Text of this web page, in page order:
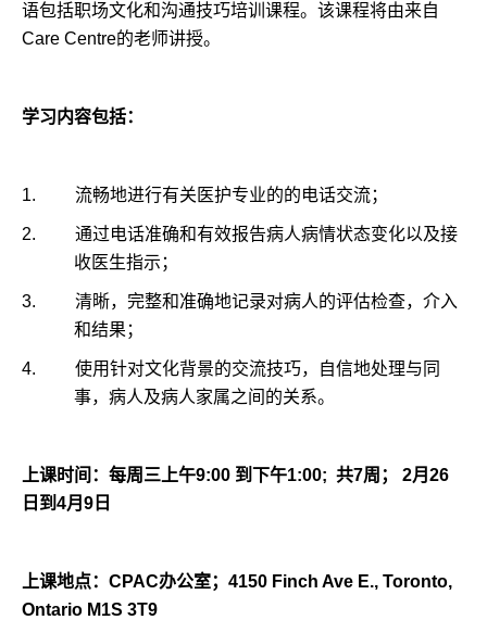
语包括职场文化和沟通技巧培训课程。该课程将由来自
Care Centre的老师讲授。
学习内容包括：
1. 流畅地进行有关医护专业的的电话交流；
2.
通过电话准确和有效报告病人病情状态变化以及接
收医生指示；
3.
清晰，完整和准确地记录对病人的评估检查，介入
和结果；
4.
使用针对文化背景的交流技巧，自信地处理与同
事，病人及病人家属之间的关系。
上课时间：每周三上午9:00 到下午1:00; 共7周； 2月 26
日到 4月 9 日
上课地点： CPAC办公室； 4150 Finch Ave E., Toronto,
Ontario M1S 3T9